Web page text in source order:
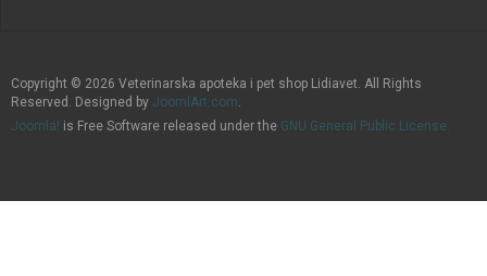
Copyright © 2026 Veterinarska apoteka i pet shop Lidiavet. All Rights
Reserved. Designed by JoomlArt.com.
Joomla! is Free Software released under the GNU General Public License.